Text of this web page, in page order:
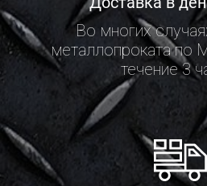
Во многих
металлопроката по
течение 3